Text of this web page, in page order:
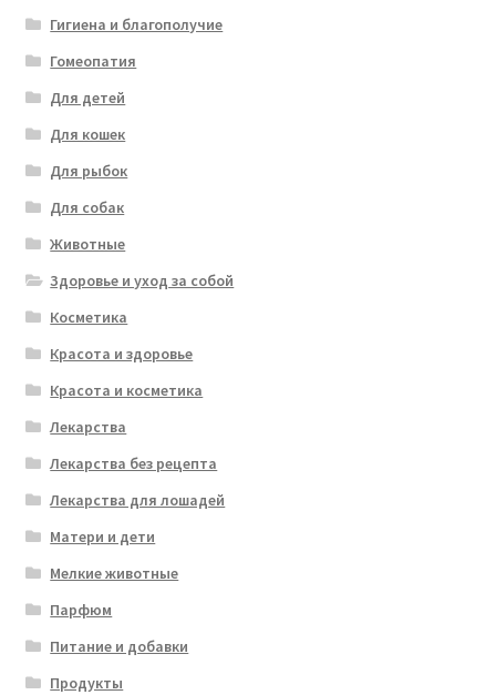
Гигиена и благополучие
Гомеопатия
Для детей
Для кошек
Для рыбок
Для собак
Животные
Здоровье и уход за собой
Косметика
Красота и здоровье
Красота и косметика
Лекарства
Лекарства без рецепта
Лекарства для лошадей
Матери и дети
Мелкие животные
Парфюм
Питание и добавки
Продукты